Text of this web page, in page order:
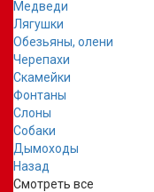
Медведи
Лягушки
Обезьяны, олени
Черепахи
Скамейки
Фонтаны
Слоны
Собаки
Дымоходы
Назад
Смотреть все